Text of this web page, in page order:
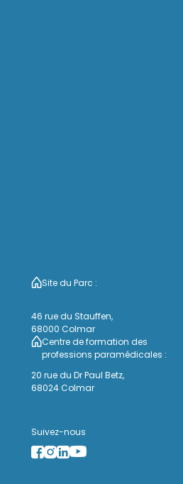
Suivez-nous
Site du Parc :
46 rue du Stauffen,
68000 Colmar
Centre de formation des
professions paramédicales :
20 rue du Dr Paul Betz,
68024 Colmar